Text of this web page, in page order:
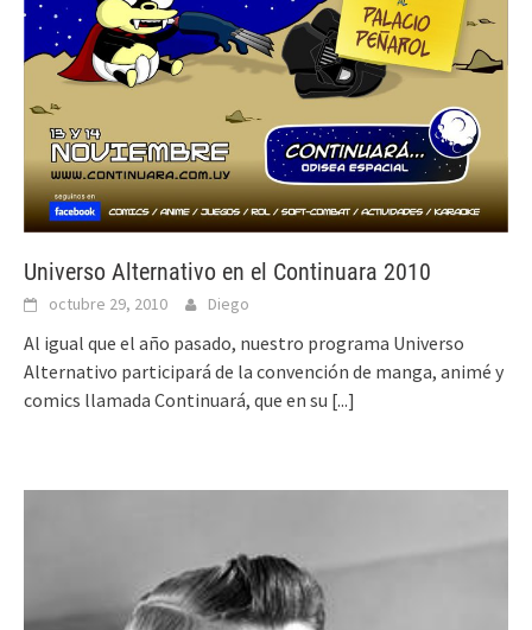
Universo Alternativo en el Continuara 2010
octubre 29, 2010 Diego
Al igual que el año pasado, nuestro programa Universo
Alternativo participará de la convención de manga, animé y
comics llamada Continuará, que en su [...]